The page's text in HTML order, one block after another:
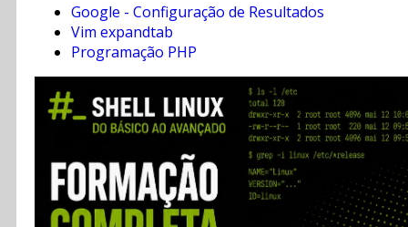
Google - Configuração de Resultados
Vim expandtab
Programação PHP